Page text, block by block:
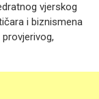
vjerskog
i biznismena